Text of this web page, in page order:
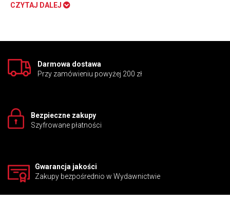
językowe, jak i wiedzę na temat przedmiotów ścisłych.
CZYTAJ DALEJ
Darmowa dostawa
Przy zamówieniu powyżej 200 zł
Bezpieczne zakupy
Szyfrowane płatności
Gwarancja jakości
Zakupy bezpośrednio w Wydawnictwie